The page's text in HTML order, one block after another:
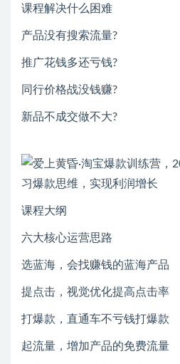
课程解决什么困难
产品没有搜索流量?
推广花钱多还亏钱?
同行价格战没钱赚?
新品不成交做不大?
课程大纲
六大核心运营思路
选蓝海，会找赚钱的蓝海产品
提点击，视觉优化提高点击率
打爆款，直通车不亏钱打爆款
起流量，增加产品的免费流量